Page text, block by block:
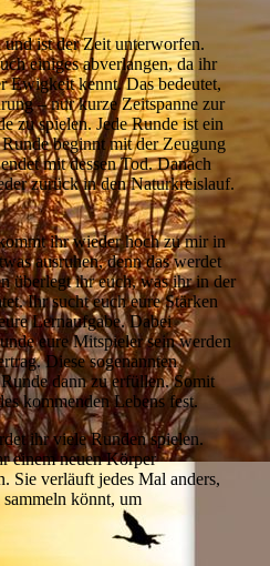
ist der Zeit unterworfen.
einiges abverlangen, da ihr
Ewigkeit kennt. Das bedeutet,
– nur kurze Zeitspanne zur
zu spielen. Jede Runde ist ein
beginnt mit der Zeugung
mit dessen Tod. Danach
zurück in den Naturkreislauf.
ihr wieder hoch zu mir in
ausruhen, denn das werdet
überlegt ihr euch, was ihr in der
Ihr sucht euch eure Stärken
Lernaufgabe. Dabei
eure Mitspieler sein werden
Diese sogenannten
dann zu erfüllen. Somit
kommenden Lebens fest.
ihr viele Runden spielen.
einem neuen Körper
Sie verläuft jedes Mal anders,
könnt, um